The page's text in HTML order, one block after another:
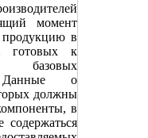
момент
в
готовых к
базовых
Данные о
должны
в
содержаться